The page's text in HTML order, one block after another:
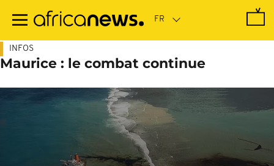
contenu
INFOS
Maurice : le combat continue